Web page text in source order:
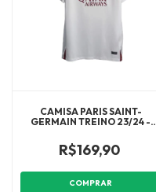
CAMISA PARIS SAINT-
GERMAIN TREINO 23/24 -
- BRANCA COM DETALHES EM
AZUL E VERMELHO
R$169,90
COMPRAR